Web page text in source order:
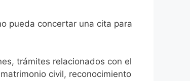
pueda concertar una cita para
trámites relacionados con el
civil, reconocimiento